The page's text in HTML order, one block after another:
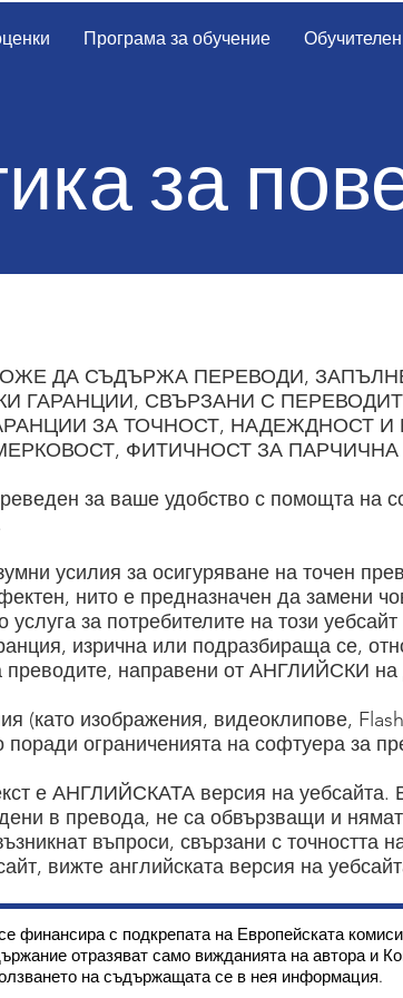
Програма за обучение
за
ДА СЪДЪРЖА ПЕРЕВОДИ,
ГАРАНЦИИ, СВЪРЗАНИ С
ЗА ТОЧНОСТ, НАДЕЖДНОСТ И
ФИТИЧНОСТ ЗА ПАРЧИЧНА
за ваше удобство с помощта на
усилия за осигуряване на точен
нито е предназначен да замени
услуга за потребителите на този
изрична или подразбираща се,
преводите, направени от АНГЛИЙСКИ на
(като изображения, видеоклипове,
поради ограниченията на софтуера за
е АНГЛИЙСКАТА версия на уебсайта.
в превода, не са обвързващи и
въпроси, свързани с
вижте английската версия на
финансира с подкрепата на Европейската
отразяват само вижданията на автора и
на съдържащата се в нея информация.